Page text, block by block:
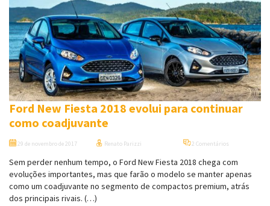
Ford New Fiesta 2018 evolui para continuar
como coadjuvante
29 de novembro de 2017 Renato Parizzi 2 Comentários
Sem perder nenhum tempo, o Ford New Fiesta 2018 chega com
evoluções importantes, mas que farão o modelo se manter apenas
como um coadjuvante no segmento de compactos premium, atrás
dos principais rivais. (…)